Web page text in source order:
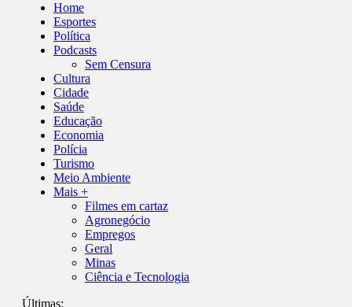
Home
Esportes
Política
Podcasts
Sem Censura
Cultura
Cidade
Saúde
Educação
Economia
Polícia
Turismo
Meio Ambiente
Mais +
Filmes em cartaz
Agronegócio
Empregos
Geral
Minas
Ciência e Tecnologia
Últimas: